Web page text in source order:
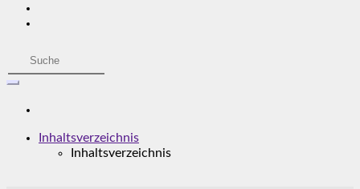
Inhaltsverzeichnis
Inhaltsverzeichnis